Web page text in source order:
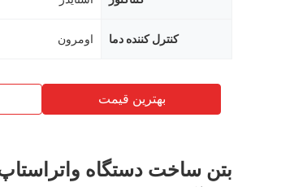
کنترل کننده دما اومرون
بهترین قیمت